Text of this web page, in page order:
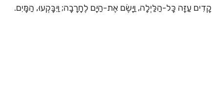
קָדִים עַזָּה כָּל-הַלַּיְלָה, וַיָּשֶׂם אֶת-הַיָּם לֶחָרָבָה; וַיִּבָּקְעוּ, הַמָּיִם.